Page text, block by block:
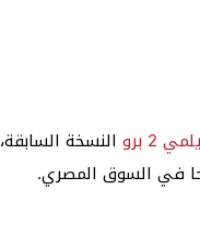
2 برو
النسخة
في السوق المصري.